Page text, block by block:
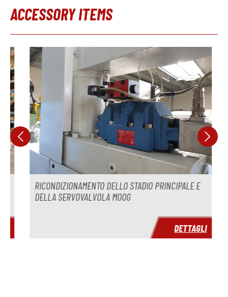
Produttore
Modello
Anno
Tempo di consegna
Giugno 2026
Prezzo
su richiesta
ACCESSORY ITEMS
RICONDIZIONAMENTO DELLO STADIO PRINCIPALE E
DELLA SERVOVALVOLA MOOG
DETTAGLI